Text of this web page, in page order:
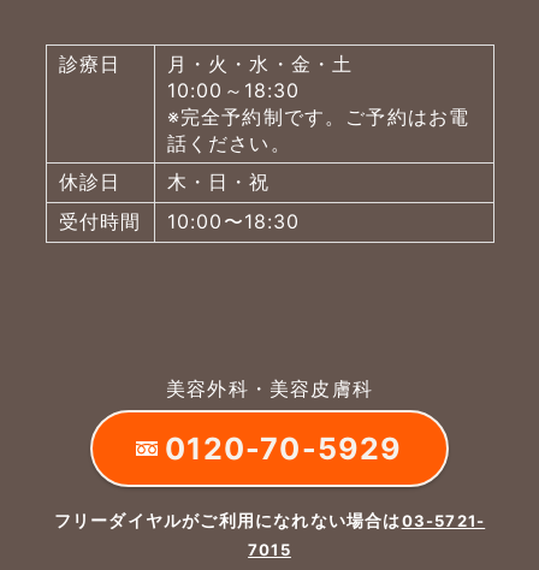
診療日
月・火・水・金・土
10:00～18:30
※完全予約制です。ご予約はお電
話ください。
休診日
木・日・祝
受付時間
10:00〜18:30
美容外科・美容皮膚科
0120-70-5929
フリーダイヤルがご利用になれない場合は03-5721-
7015